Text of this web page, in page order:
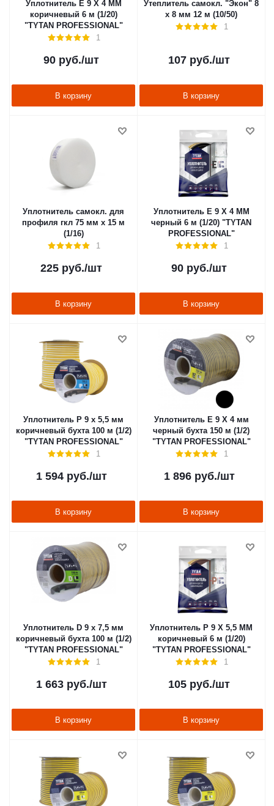
Уплотнитель E 9 X 4 MM
коричневый 6 м (1/20)
"TYTAN PROFESSIONAL"
1
90 руб./шт
В корзину
Утеплитель самокл. "Экон" 8
х 8 мм 12 м (10/50)
1
107 руб./шт
В корзину
Уплотнитель самокл. для
профиля гкл 75 мм х 15 м
(1/16)
1
225 руб./шт
В корзину
Уплотнитель E 9 X 4 MM
черный 6 м (1/20) "TYTAN
PROFESSIONAL"
1
90 руб./шт
В корзину
Уплотнитель P 9 х 5,5 мм
коричневый бухта 100 м (1/2)
"TYTAN PROFESSIONAL"
1
1 594руб./шт
В корзину
Уплотнитель E 9 X 4 мм
черный бухта 150 м (1/2)
"TYTAN PROFESSIONAL"
1
1 896руб./шт
В корзину
Уплотнитель D 9 х 7,5 мм
коричневый бухта 100 м (1/2)
"TYTAN PROFESSIONAL"
1
1 663руб./шт
В корзину
Уплотнитель P 9 X 5,5 MM
коричневый 6 м (1/20)
"TYTAN PROFESSIONAL"
1
105 руб./шт
В корзину